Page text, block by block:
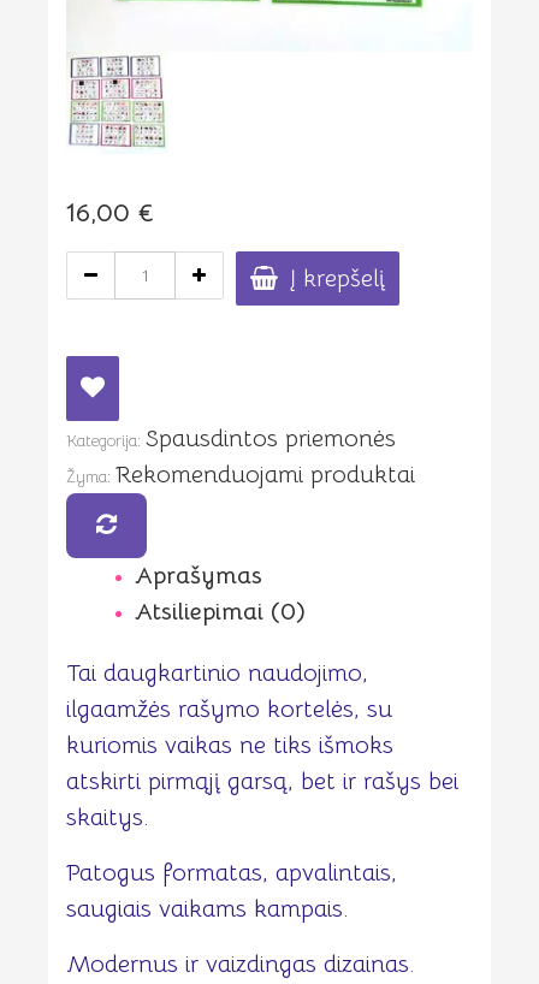
16,00 €
kiekis:
kortelės
garsas-
pradėk
skaityti"
Į krepšelį
Kategorija: Spausdintos priemonės
Žyma: Rekomenduojami produktai
Aprašymas
Atsiliepimai (0)
Tai daugkartinio naudojimo,
ilgaamžės rašymo kortelės, su
kuriomis vaikas ne tiks išmoks
atskirti pirmąjį garsą, bet ir rašys bei
skaitys.
Patogus formatas, apvalintais,
saugiais vaikams kampais.
Modernus ir vaizdingas dizainas.